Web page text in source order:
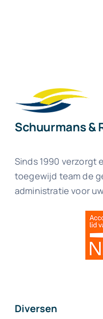
Schuurmans &
Sinds 1990 verzorgt
toegewijd team de
administratie voor
Diversen